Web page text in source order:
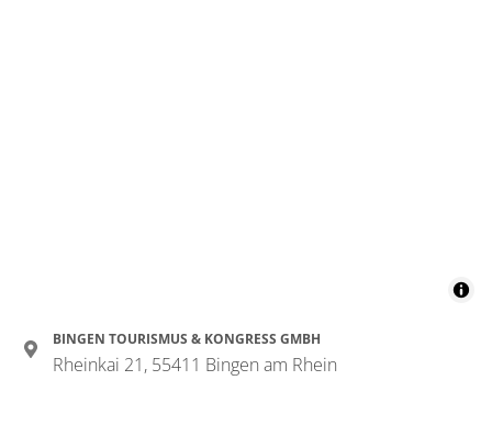
BINGEN TOURISMUS & KONGRESS GMBH
Rheinkai 21, 55411 Bingen am Rhein